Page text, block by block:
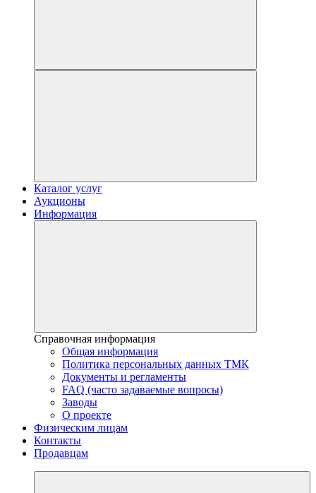
Каталог услуг
Аукционы
Информация
Справочная информация
Общая информация
Политика персональных данных ТМК
Документы и регламенты
FAQ (часто задаваемые вопросы)
Заводы
О проекте
Физическим лицам
Контакты
Продавцам